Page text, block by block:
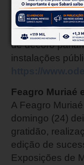
incompatível
acordo com a
um
de decoro
instalações
Feagro Muriaé
A Feagro
domingo (24)
gratidão,
edição de
Exposições de